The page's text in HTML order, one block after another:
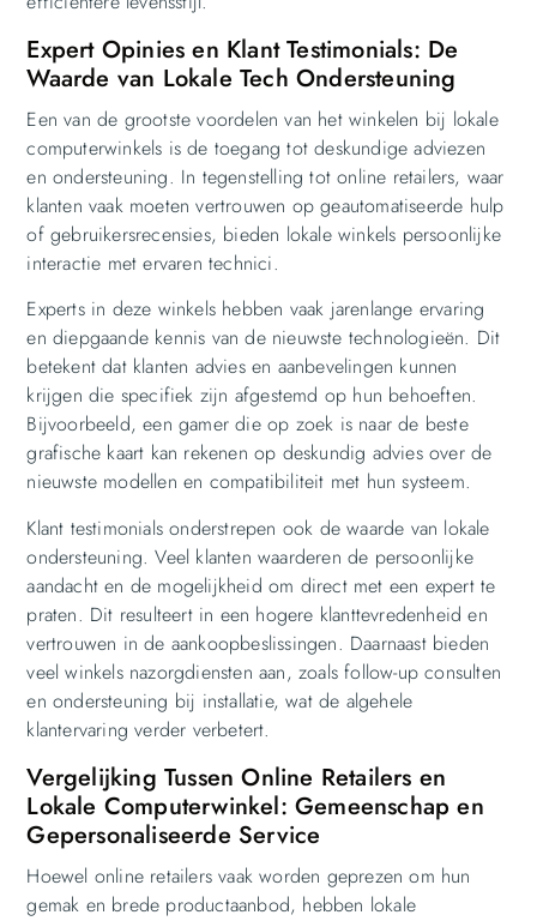
Expert Opinies en Klant Testimonials: De
Waarde van Lokale Tech Ondersteuning
Een van de grootste voordelen van het winkelen bij lokale
computerwinkels is de toegang tot deskundige adviezen
en ondersteuning. In tegenstelling tot online retailers, waar
klanten vaak moeten vertrouwen op geautomatiseerde hulp
of gebruikersrecensies, bieden lokale winkels persoonlijke
interactie met ervaren technici.
Experts in deze winkels hebben vaak jarenlange ervaring
en diepgaande kennis van de nieuwste technologieën. Dit
betekent dat klanten advies en aanbevelingen kunnen
krijgen die specifiek zijn afgestemd op hun behoeften.
Bijvoorbeeld, een gamer die op zoek is naar de beste
grafische kaart kan rekenen op deskundig advies over de
nieuwste modellen en compatibiliteit met hun systeem.
Klant testimonials onderstrepen ook de waarde van lokale
ondersteuning. Veel klanten waarderen de persoonlijke
aandacht en de mogelijkheid om direct met een expert te
praten. Dit resulteert in een hogere klanttevredenheid en
vertrouwen in de aankoopbeslissingen. Daarnaast bieden
veel winkels nazorgdiensten aan, zoals follow-up consulten
en ondersteuning bij installatie, wat de algehele
klantervaring verder verbetert.
Vergelijking Tussen Online Retailers en
Lokale Computerwinkel: Gemeenschap en
Gepersonaliseerde Service
Hoewel online retailers vaak worden geprezen om hun
gemak en brede productaanbod, hebben lokale